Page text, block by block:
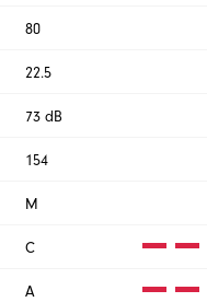
80
22.5
73 dB
154
M
C
A